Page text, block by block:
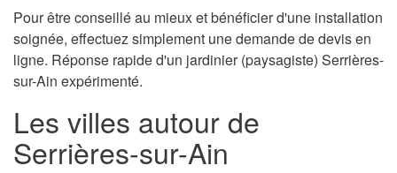
Pour être conseillé au mieux et bénéficier d'une installation
soignée, effectuez simplement une demande de devis en
ligne. Réponse rapide d'un jardinier (paysagiste) Serrières-
sur-Ain expérimenté.
Les villes autour de
Serrières-sur-Ain